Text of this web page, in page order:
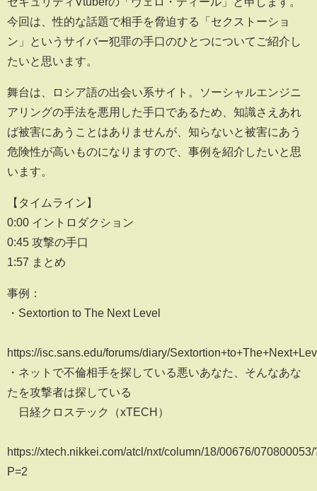
今回は、性的な話題で相手を脅迫する「セクストーショ
ン」というサイバー犯罪の手口のひとつについてご紹介し
たいと思います。
舞台は、ロシア語の出会い系サイト。ソーシャルエンジニ
アリングの手法を悪用した手口であるため、知識さえあれ
ば被害にあうことはありませんが、知らないと被害にあう
危険性が高いものになりますので、事例を紹介したいと思
います。
【タイムライン】
0:00 イントロダクション
0:45​​ 攻撃の手口
1:57​​ まとめ
事例：
・Sextortion to The Next Level
https://isc.sans.edu/forums/diary/
・ネットで不倫相手を探している悪いあなた、そんなあな
たを攻撃者は探している
日経クロステック（xTECH）
https://xtech.nikkei.com/atcl/nxt/column/18/00676/070800053/
P=2